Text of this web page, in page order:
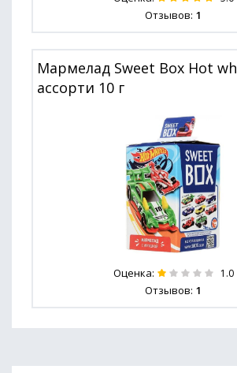
Отзывов: 1
Мармелад Sweet Box Hot
ассорти 10 г
Оценка: 1.0
Отзывов: 1